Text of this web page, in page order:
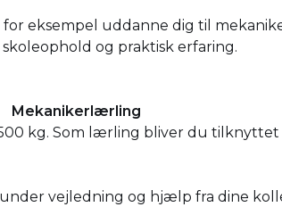
eksempel uddanne dig til
og praktisk erfaring.
Mekanikerlærling
kg. Som lærling bliver du
vejledning og hjælp fra dine